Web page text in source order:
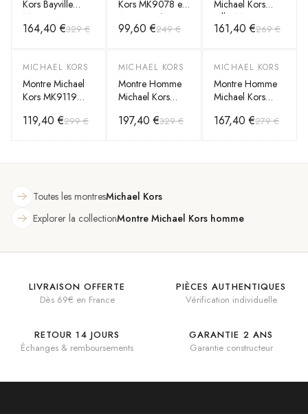
Kors Bayville
MK8726
chronographe à
164,40 €329 €
Kors MK9078 en
Acier Doré avec
Cadran Noir
99,60 €249 €
Michael Kors
Billie MK9220
dorée bracelet
161,40 €269 €
-60%
MICHAEL KORS
Montre Michael
Kors MK9119
Acier Inoxydable
119,40 €299 €
-40%
MICHAEL KORS
Montre Homme
Michael Kors
MK9202 dorée
197,40 €329 €
-40%
MICHAEL KORS
Montre Homme
Michael Kors
dorée bracelet
167,40 €279 €
Toutes les montresMichael Kors
Explorer la collectionMontre Michael Kors homme
LIVRAISON OFFERTE
Dès 69€ en France
PIÈCES AUTHENTIQUES
Vérification individuelle
RETOUR 14 JOURS
Échanges & remboursements
GARANTIE 2 ANS
Garantie constructeur